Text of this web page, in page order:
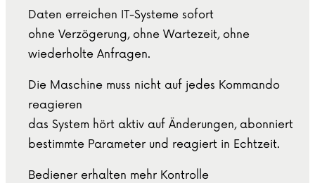
Daten erreichen IT-Systeme sofort
ohne Verzögerung, ohne Wartezeit, ohne
wiederholte Anfragen.
Die Maschine muss nicht auf jedes Kommando
reagieren
das System hört aktiv auf Änderungen, abonniert
bestimmte Parameter und reagiert in Echtzeit.
Bediener erhalten mehr Kontrolle